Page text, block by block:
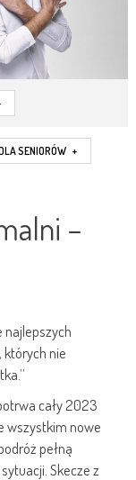
SENIORÓW +
–
najlepszych
nie
cały 2023
wszystkim nowe
pełną
Skecze z